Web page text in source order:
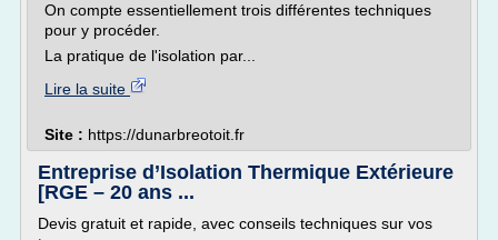
On compte essentiellement trois différentes techniques
pour y procéder.
La pratique de l'isolation par...
Lire la suite
Site : https://dunarbreotoit.fr
Entreprise d’Isolation Thermique Extérieure
[RGE – 20 ans ...
Devis gratuit et rapide, avec conseils techniques sur vos